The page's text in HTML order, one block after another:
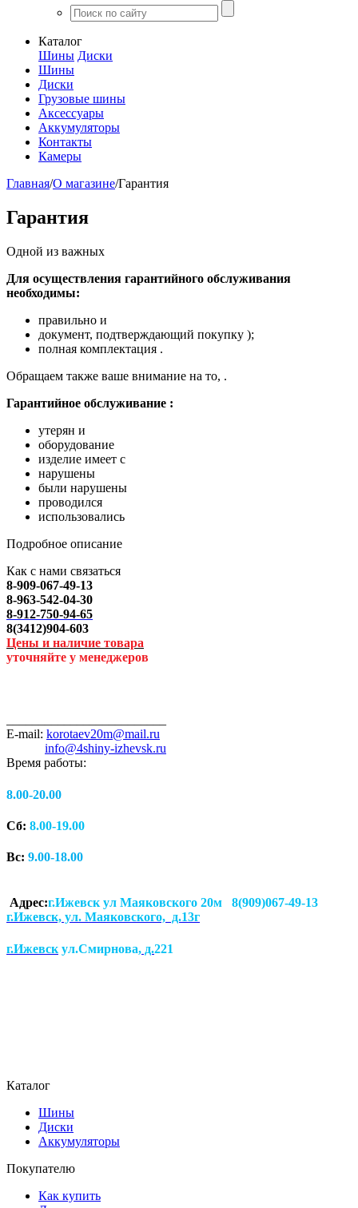
Каталог
Шины Диски
Шины
Диски
Грузовые шины
Аксессуары
Аккумуляторы
Контакты
Камеры
Главная/О магазине/Гарантия
Гарантия
Одной из важных
Для осуществления гарантийного обслуживания
необходимы:
правильно и
документ, подтверждающий покупку );
полная комплектация .
Обращаем также ваше внимание на то, .
Гарантийное обслуживание :
утерян и
оборудование
изделие имеет с
нарушены
были нарушены
проводился
использовались
Подробное описание
Как с нами связаться
8-909-067-49-13
8-963-542-04-30
8-912-750-94-65
8(3412)904-603
Цены и наличие товара
уточняйте у менеджеров
E-mail: korotaev20m@mail.ru
info@4shiny-izhevsk.ru
Время работы:
8.00-20.00
Сб: 8.00-19.00
Вс: 9.00-18.00
Адрес:г.Ижевск ул Маяковского 20м 8(909)067-49-13
г.Ижевск, ул. Маяковского, д.13г
г.Ижевск ул.Смирнова, д.221
Каталог
Шины
Диски
Аккумуляторы
Покупателю
Как купить